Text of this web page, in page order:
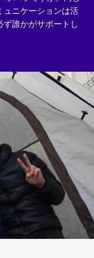
ュニケーションは活
誰かがサポートし